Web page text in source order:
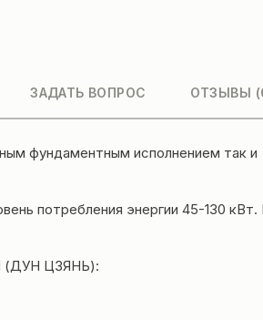
ЗАДАТЬ ВОПРОС ОТЗЫВЫ
фундаментным исполнением так
потребления энергии 45-130 кВт.
(ДУН ЦЗЯНЬ):